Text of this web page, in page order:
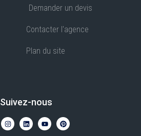
Demander un devis
Contacter l'agence
Plan du site
Suivez-nous